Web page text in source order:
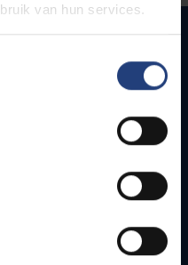
van hun services.